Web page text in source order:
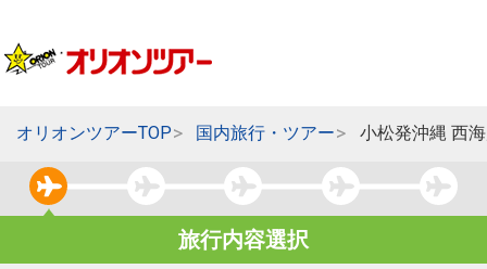
オリオンツアーTOP 国内旅行・ツアー 小松発沖縄 西
旅行内容選択